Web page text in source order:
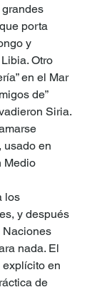
porta
y
Otro
en el Mar
de”
Siria.
usado en
Medio
los
y después
Naciones
nada. El
explícito en
de